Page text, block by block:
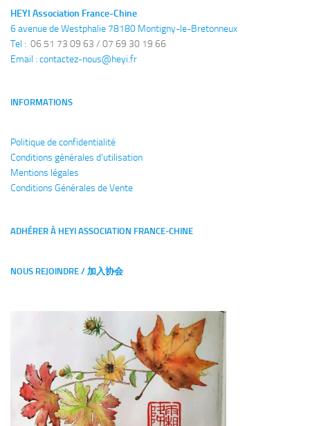
HEYI Association France-Chine
6 avenue de Westphalie 78180 Montigny-le-Bretonneux
Tel : 06 51 73 09 63 / 07 69 30 19 66
Email : contactez-nous@heyi.fr
INFORMATIONS
Politique de confidentialité
Conditions générales d'utilisation
Mentions légales
Conditions Générales de Vente
ADHÉRER À HEYI ASSOCIATION FRANCE-CHINE
NOUS REJOINDRE / 加入协会